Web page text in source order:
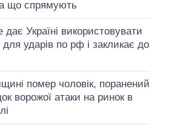
що спрямують
дає Україні використовувати
ударів по рф і закликає до
помер чоловік, поранений
ворожої атаки на ринок в